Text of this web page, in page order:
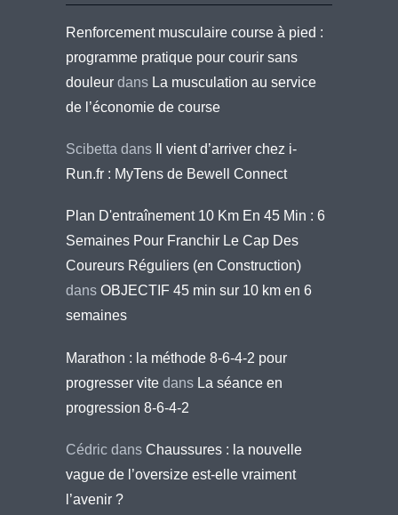
Renforcement musculaire course à pied :
programme pratique pour courir sans
douleur dans La musculation au service
de l’économie de course
Scibetta dans
Il vient d’arriver chez i-
Run.fr : MyTens de Bewell Connect
Plan D'entraînement 10 Km En 45 Min : 6
Semaines Pour Franchir Le Cap Des
Coureurs Réguliers (en Construction)
dans OBJECTIF 45 min sur 10 km en 6
semaines
Marathon : la méthode 8-6-4-2 pour
progresser vite dans La séance en
progression 8-6-4-2
Cédric dans Chaussures : la nouvelle
vague de l’oversize est-elle vraiment
l’avenir ?